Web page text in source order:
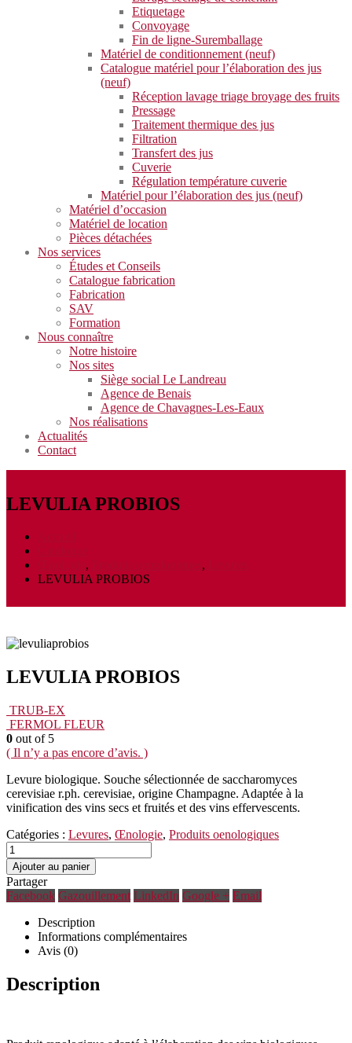
Etiquetage
Convoyage
Fin de ligne-Suremballage
Matériel de conditionnement (neuf)
Catalogue matériel pour l’élaboration des jus
(neuf)
Réception lavage triage broyage des fruits
Pressage
Traitement thermique des jus
Filtration
Transfert des jus
Cuverie
Régulation température cuverie
Matériel pour l’élaboration des jus (neuf)
Matériel d’occasion
Matériel de location
Pièces détachées
Nos services
Études et Conseils
Catalogue fabrication
Fabrication
SAV
Formation
Nous connaître
Notre histoire
Nos sites
Siège social Le Landreau
Agence de Benais
Agence de Chavagnes-Les-Eaux
Nos réalisations
Actualités
Contact
LEVULIA PROBIOS
, ,
LEVULIA PROBIOS
LEVULIA PROBIOS
TRUB-EX
FERMOL FLEUR
0 out of 5
( Il n’y a pas encore d’avis. )
Levure biologique. Souche sélectionnée de saccharomyces
cerevisiae r.ph. cerevisiae, origine Champagne. Adaptée à la
vinification des vins secs et fruités et des vins effervescents.
Catégories : Levures, Œnologie, Produits oenologiques
Ajouter au panier
Partager
Facebook Gazouillement LinkedIn Google + Email
Description
Informations complémentaires
Avis (0)
Description